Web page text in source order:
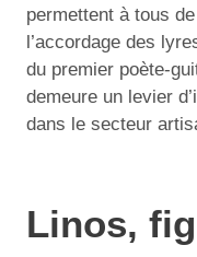
permettent à tous
l’accordage des
du premier poète-
demeure un levier
dans le secteur
Linos,